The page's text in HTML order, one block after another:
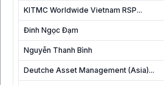
KITMC Worldwide Vietnam RSP...
Đinh Ngọc Đạm
Nguyễn Thanh Bình
Deutche Asset Management (Asia)...